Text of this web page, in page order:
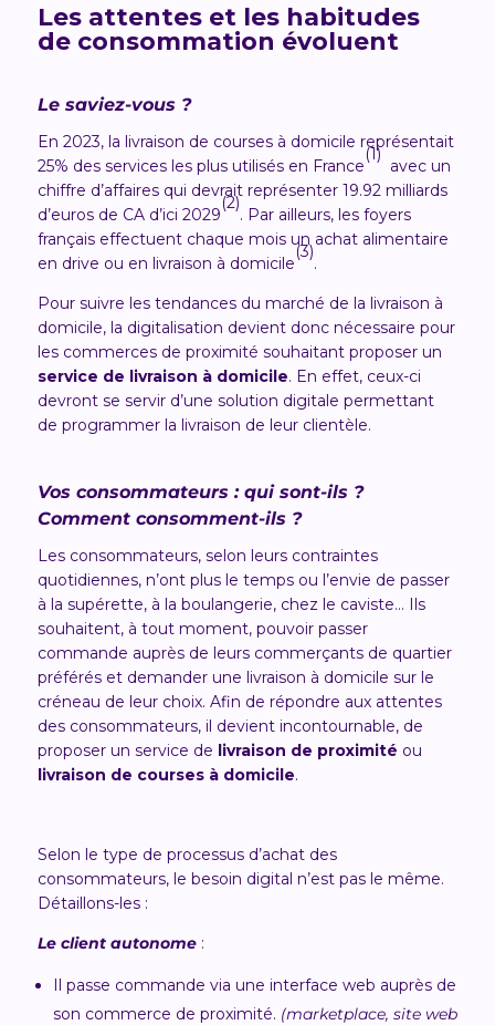
Les attentes et les habitudes
de consommation évoluent
Le saviez-vous ?
En 2023, la livraison de courses à domicile représentait
25% des services les plus utilisés en France
(1)
avec un
chiffre d’affaires qui devrait représenter 19.92 milliards
d’euros de CA d’ici 2029
(2)
. Par ailleurs, les foyers
français effectuent chaque mois un achat alimentaire
en drive ou en livraison à domicile
(3)
.
Pour suivre les tendances du marché de la livraison à
domicile, la digitalisation devient donc nécessaire pour
les commerces de proximité souhaitant proposer un
service de livraison à domicile. En effet, ceux-ci
devront se servir d’une solution digitale permettant
de programmer la livraison de leur clientèle.
Vos consommateurs : qui sont-ils ?
Comment consomment-ils ?
Les consommateurs, selon leurs contraintes
quotidiennes, n’ont plus le temps ou l’envie de passer
à la supérette, à la boulangerie, chez le caviste… Ils
souhaitent, à tout moment, pouvoir passer
commande auprès de leurs commerçants de quartier
préférés et demander une livraison à domicile sur le
créneau de leur choix. Afin de répondre aux attentes
des consommateurs, il devient incontournable, de
proposer un service de livraison de proximité ou
livraison de courses à domicile.
Selon le type de processus d’achat des
consommateurs, le besoin digital n’est pas le même.
Détaillons-les :
Le client autonome:
Il passe commande via une interface web auprès de
son commerce de proximité. (marketplace, site web